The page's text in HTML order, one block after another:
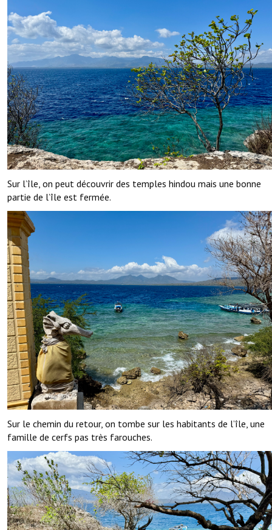
Sur l’île, on peut découvrir des temples hindou mais une bonne
partie de l’île est fermée.
Sur le chemin du retour, on tombe sur les habitants de l’île, une
famille de cerfs pas très farouches.